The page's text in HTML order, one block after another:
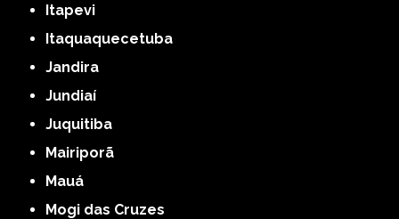
Itapevi
Itaquaquecetuba
Jandira
Jundiaí
Juquitiba
Mairiporã
Mauá
Mogi das Cruzes